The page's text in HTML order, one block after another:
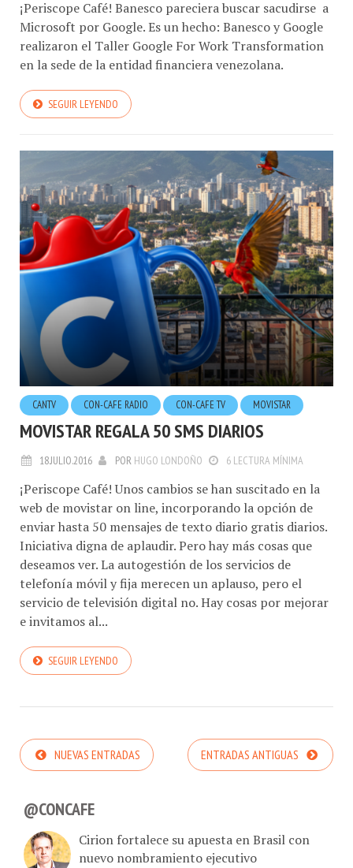
¡Periscope Café! Banesco pareciera buscar sacudirse a
Microsoft por Google. Es un hecho: Banesco y Google
realizaron el Taller Google For Work Transformation
en la sede de la entidad financiera venezolana.
SEGUIR LEYENDO
CANTV CON-CAFE RADIO CON-CAFE TV MOVISTAR
MOVISTAR REGALA 50 SMS DIARIOS
18.JULIO.2016 POR HUGO LONDOÑO 6 LECTURA MÍNIMA
¡Periscope Café! Unos cambios se han suscitado en la
web de movistar on line, incorporando la opción de
enviar hasta 50 mensajes de texto diario gratis diarios.
Iniciativa digna de aplaudir. Pero hay más cosas que
deseamos ver. La autogestión de los servicios de
telefonía móvil y fija merecen un aplauso, pero el
servicio de televisión digital no. Hay cosas por mejorar
e invitamos al...
SEGUIR LEYENDO
NUEVAS ENTRADAS ENTRADAS ANTIGUAS
@CONCAFE
Cirion fortalece su apuesta en Brasil con
nuevo nombramiento ejecutivo